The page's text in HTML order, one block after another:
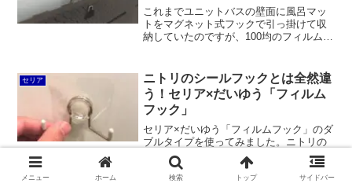
これまでユニットバスの壁面に風呂マッ
トをマグネット式フックで引っ掛けて収
納していたのですが、100均のフィルムフ
保しやすいうえに、体をぶつけても安全
な構造で最適です。
セリア
ニトリのシールフックとは全然違
う！セリア×だいゆう「フィルム
フック」
セリア×だいゆう「フィルムフック」のダ
ブルタイプを使ってみました。ニトリの
シールフックはユニットバスで使えたの
でコレもOKかと思いきやくっつきません
でした。こちらのフィルムフックは本当
メニュー ホーム 検索 トップ サイドバー